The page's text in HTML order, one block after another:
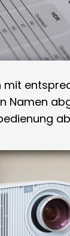
mit
Namen